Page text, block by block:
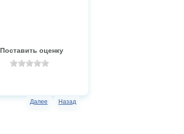
Поставить оценку
Назад
Далее